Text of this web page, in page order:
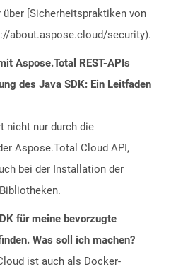
über [Sicherheitspraktiken von
about.aspose.cloud/security).
Aspose.Total REST-APIs
des Java SDK: Ein Leitfaden
nicht nur durch die
Aspose.Total Cloud API,
bei der Installation der
für meine bevorzugte
Was soll ich machen?
ist auch als Docker-